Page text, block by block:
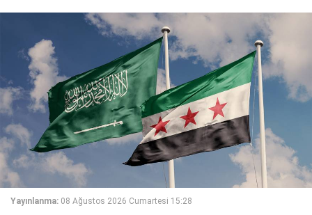
Yayınlanma: 08 Ağustos 2026 Cumartesi 15:28